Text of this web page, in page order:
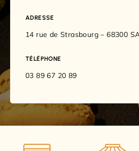
ADRESSE
14 rue de Strasbourg – 68300
TÉLÉPHONE
03 89 67 20 89